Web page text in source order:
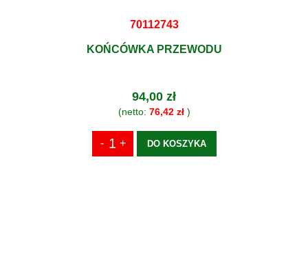
70112743
KOŃCÓWKA PRZEWODU
94,00 zł
(netto: 76,42 zł)
DO KOSZYKA